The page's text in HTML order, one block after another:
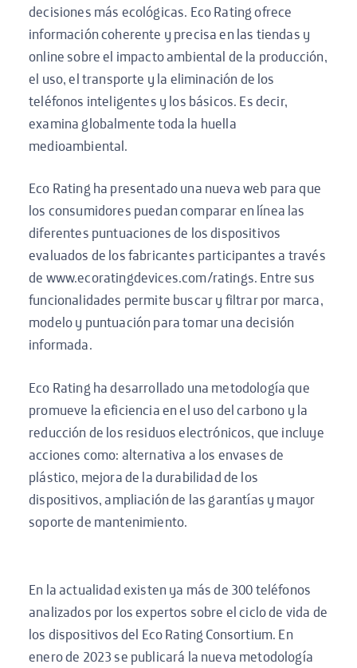
decisiones más ecológicas. Eco Rating ofrece
información coherente y precisa en las tiendas y
online sobre el impacto ambiental de la producción,
el uso, el transporte y la eliminación de los
teléfonos inteligentes y los básicos. Es decir,
examina globalmente toda la huella
medioambiental.
Eco Rating ha presentado una nueva web para que
los consumidores puedan comparar en línea las
diferentes puntuaciones de los dispositivos
evaluados de los fabricantes participantes a través
de www.ecoratingdevices.com/ratings. Entre sus
funcionalidades permite buscar y filtrar por marca,
modelo y puntuación para tomar una decisión
informada.
Eco Rating ha desarrollado una metodología que
promueve la eficiencia en el uso del carbono y la
reducción de los residuos electrónicos, que incluye
acciones como: alternativa a los envases de
plástico, mejora de la durabilidad de los
dispositivos, ampliación de las garantías y mayor
soporte de mantenimiento.
En la actualidad existen ya más de 300 teléfonos
analizados por los expertos sobre el ciclo de vida de
los dispositivos del Eco Rating Consortium. En
enero de 2023 se publicará la nueva metodología